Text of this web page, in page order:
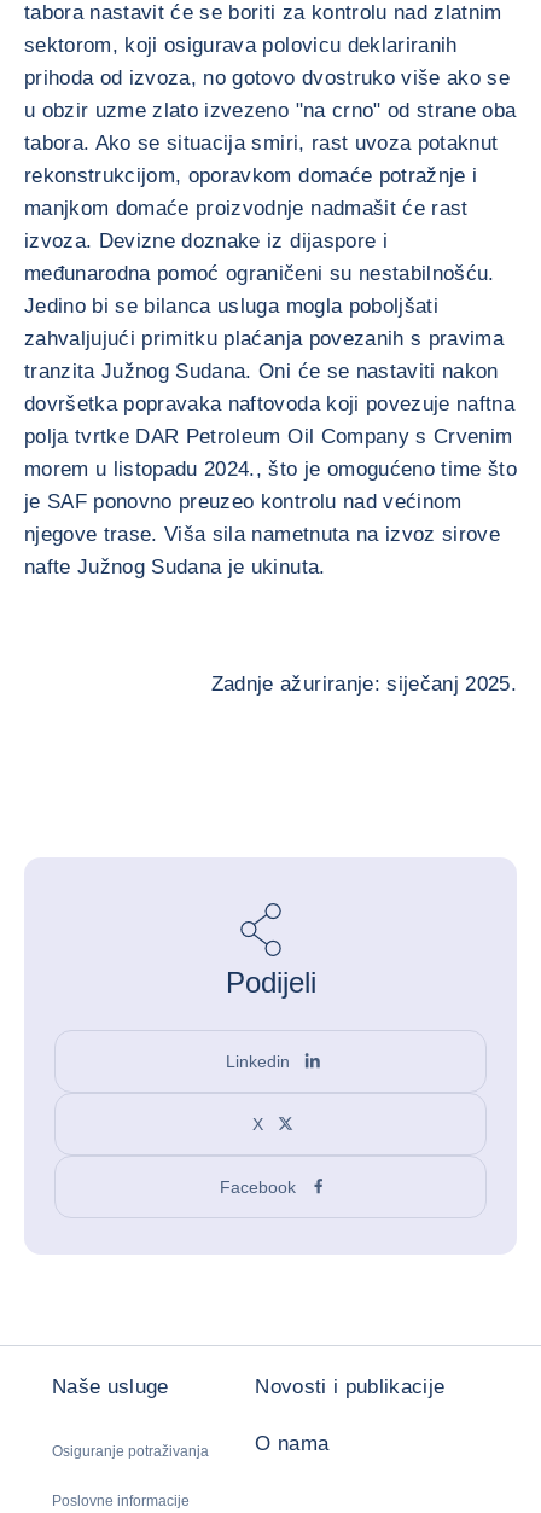
tabora nastavit će se boriti za kontrolu nad zlatnim
sektorom, koji osigurava polovicu deklariranih
prihoda od izvoza, no gotovo dvostruko više ako se
u obzir uzme zlato izvezeno "na crno" od strane oba
tabora. Ako se situacija smiri, rast uvoza potaknut
rekonstrukcijom, oporavkom domaće potražnje i
manjkom domaće proizvodnje nadmašit će rast
izvoza. Devizne doznake iz dijaspore i
međunarodna pomoć ograničeni su nestabilnošću.
Jedino bi se bilanca usluga mogla poboljšati
zahvaljujući primitku plaćanja povezanih s pravima
tranzita Južnog Sudana. Oni će se nastaviti nakon
dovršetka popravaka naftovoda koji povezuje naftna
polja tvrtke DAR Petroleum Oil Company s Crvenim
morem u listopadu 2024., što je omogućeno time što
je SAF ponovno preuzeo kontrolu nad većinom
njegove trase. Viša sila nametnuta na izvoz sirove
nafte Južnog Sudana je ukinuta.
Zadnje ažuriranje: siječanj 2025.
Podijeli
Linkedin
X
Facebook
Naše usluge
Osiguranje potraživanja
Poslovne informacije
Novosti i publikacije
O nama